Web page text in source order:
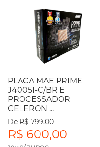
PLACA MAE PRIME
J4005I-C/BR E
PROCESSADOR
CELERON ...
De R$ 799,00
R$ 600,00